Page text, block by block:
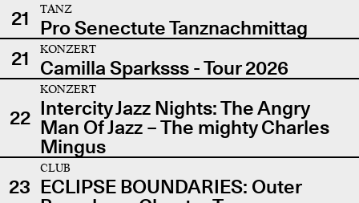
21
TANZ
Pro Senectute Tanznachmittag
21
KONZERT
Camilla Sparksss - Tour 2026
22
KONZERT
Intercity Jazz Nights: The Angry
Man Of Jazz – The mighty Charles
Mingus
23
CLUB
ECLIPSE BOUNDARIES: Outer